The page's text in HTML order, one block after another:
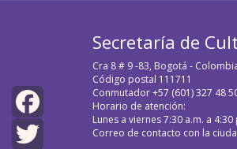
Facebook
Secretaría de
Cra 8 # 9 -83, Bogotá -
Código postal 111711
Conmutador +57 (601) 327 48
Horario de atención:
Lunes a viernes 7:30 a.m. a 4:30
Correo de contacto con la